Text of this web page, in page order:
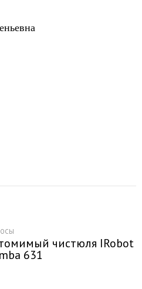
чистюля IRobot
631